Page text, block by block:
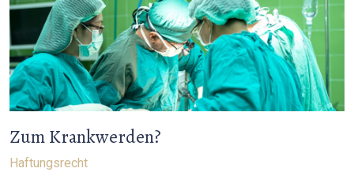
Zum Krankwerden?
Haftungsrecht